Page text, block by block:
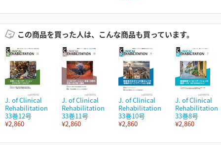
この商品を買った人は、こんな商品も買っています。
J. of Clinical
Rehabilitation
33巻12号
¥2,860
J. of Clinical
Rehabilitation
33巻11号
¥2,860
J. of Clinical
Rehabilitation
33巻10号
¥2,860
J. of Clinical
Rehabilitation
33巻8号
¥2,860